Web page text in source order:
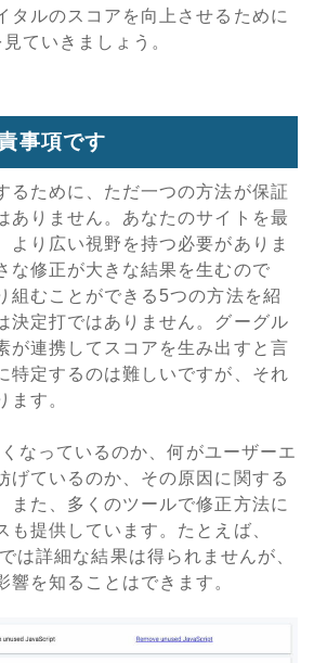
タルのスコアを向上させるために
ていきましょう。
事項です
るために、ただ一つの方法が保証
ありません。あなたのサイトを最
より広い視野を持つ必要がありま
な修正が大きな結果を生むので
組むことができる5つの方法を紹
決定打ではありません。グーグル
が連携してスコアを生み出すと言
特定するのは難しいですが、それ
ます。
なっているのか、何がユーザーエ
げているのか、その原因に関する
また、多くのツールで修正方法に
も提供しています。たとえば、
は詳細な結果は得られませんが、
響を知ることはできます。